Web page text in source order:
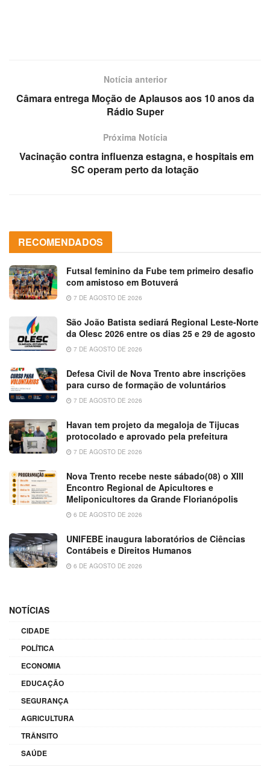
Notícia anterior
Câmara entrega Moção de Aplausos aos 10 anos da
Rádio Super
Próxima Notícia
Vacinação contra influenza estagna, e hospitais em
SC operam perto da lotação
RECOMENDADOS
Futsal feminino da Fube tem primeiro desafio
com amistoso em Botuverá
7 DE AGOSTO DE 2026
São João Batista sediará Regional Leste-Norte
da Olesc 2026 entre os dias 25 e 29 de agosto
7 DE AGOSTO DE 2026
Defesa Civil de Nova Trento abre inscrições
para curso de formação de voluntários
7 DE AGOSTO DE 2026
Havan tem projeto da megaloja de Tijucas
protocolado e aprovado pela prefeitura
7 DE AGOSTO DE 2026
Nova Trento recebe neste sábado(08) o XIII
Encontro Regional de Apicultores e
Meliponicultores da Grande Florianópolis
6 DE AGOSTO DE 2026
UNIFEBE inaugura laboratórios de Ciências
Contábeis e Direitos Humanos
6 DE AGOSTO DE 2026
NOTÍCIAS
CIDADE
POLÍTICA
ECONOMIA
EDUCAÇÃO
SEGURANÇA
AGRICULTURA
TRÂNSITO
SAÚDE